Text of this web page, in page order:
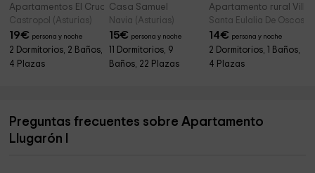
Apartamentos El Cruceiro III
Castropol (Asturias)
19€ persona y noche
2 Dormitorios, 2 Baños,
4 Plazas
Casa Samuel
Navia (Asturias)
15€ persona y noche
11 Dormitorios, 9
Baños, 22 Plazas
Apartamento rural
Santa Eulalia De Oscos
14€ persona y noche
2 Dormitorios, 1 Baños,
4 Plazas
Preguntas frecuentes sobre Apartamento
Llugarón I